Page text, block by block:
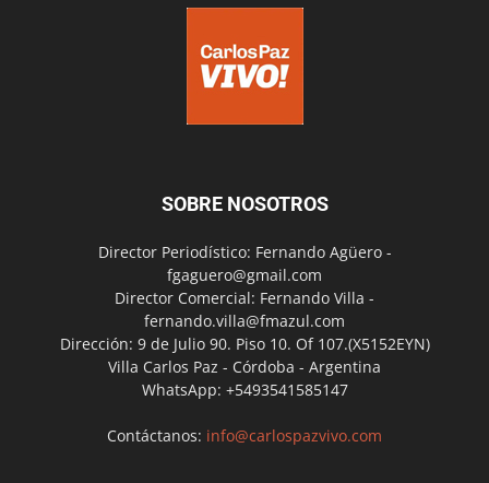
SOBRE NOSOTROS
Director Periodístico: Fernando Agüero -
fgaguero@gmail.com
Director Comercial: Fernando Villa -
fernando.villa@fmazul.com
Dirección: 9 de Julio 90. Piso 10. Of 107.(X5152EYN)
Villa Carlos Paz - Córdoba - Argentina
WhatsApp: +5493541585147
Contáctanos: info@carlospazvivo.com